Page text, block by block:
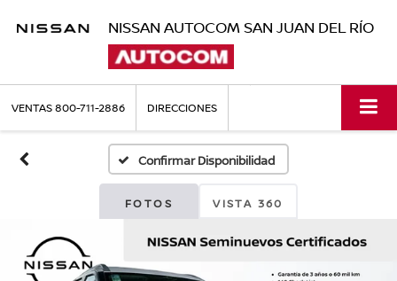
NISSAN AUTOCOM SAN JUAN DEL RÍO
VENTAS800-711-2886 DIRECCIONES
Confirmar Disponibilidad
FOTOS VISTA 360